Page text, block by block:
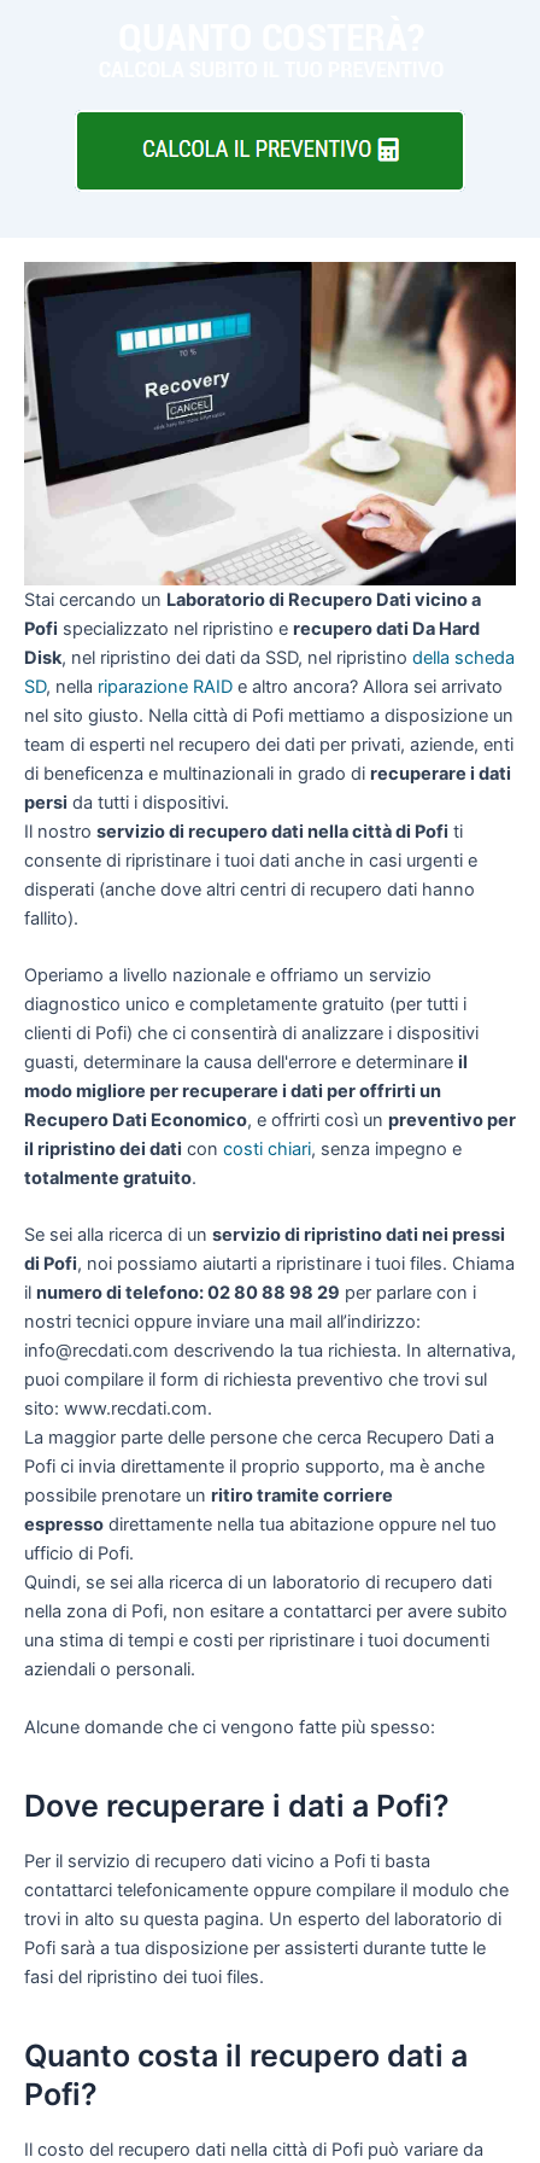
Stai cercando un Laboratorio di Recupero Dati vicino a
Pofi specializzato nel ripristino e recupero dati Da Hard
Disk, nel ripristino dei dati da SSD, nel ripristino della scheda
SD, nella riparazione RAID e altro ancora? Allora sei arrivato
nel sito giusto. Nella città di Pofi mettiamo a disposizione un
team di esperti nel recupero dei dati per privati, aziende, enti
di beneficenza e multinazionali in grado di recuperare i dati
persi da tutti i dispositivi.
Il nostro servizio di recupero dati nella città di Pofi ti
consente di ripristinare i tuoi dati anche in casi urgenti e
disperati (anche dove altri centri di recupero dati hanno
fallito).
Operiamo a livello nazionale e offriamo un servizio
diagnostico unico e completamente gratuito (per tutti i
clienti di Pofi) che ci consentirà di analizzare i dispositivi
guasti, determinare la causa dell'errore e determinare il
modo migliore per recuperare i dati per offrirti un
Recupero Dati Economico, e offrirti così un preventivo per
il ripristino dei dati con costi chiari, senza impegno e
totalmente gratuito.
Se sei alla ricerca di un servizio di ripristino dati nei pressi
di Pofi, noi possiamo aiutarti a ripristinare i tuoi files. Chiama
il numero di telefono: 02 80 88 98 29 per parlare con i
nostri tecnici oppure inviare una mail all’indirizzo:
info@recdati.com descrivendo la tua richiesta. In alternativa,
puoi compilare il form di richiesta preventivo che trovi sul
sito: www.recdati.com.
La maggior parte delle persone che cerca Recupero Dati a
Pofi ci invia direttamente il proprio supporto, ma è anche
possibile prenotare un ritiro tramite corriere
espresso direttamente nella tua abitazione oppure nel tuo
ufficio di Pofi.
Quindi, se sei alla ricerca di un laboratorio di recupero dati
nella zona di Pofi, non esitare a contattarci per avere subito
una stima di tempi e costi per ripristinare i tuoi documenti
aziendali o personali.
Alcune domande che ci vengono fatte più spesso:
Dove recuperare i dati a Pofi?
Per il servizio di recupero dati vicino a Pofi ti basta
contattarci telefonicamente oppure compilare il modulo che
trovi in alto su questa pagina. Un esperto del laboratorio di
Pofi sarà a tua disposizione per assisterti durante tutte le
fasi del ripristino dei tuoi files.
Quanto costa il recupero dati a
Pofi?
Il costo del recupero dati nella città di Pofi può variare da